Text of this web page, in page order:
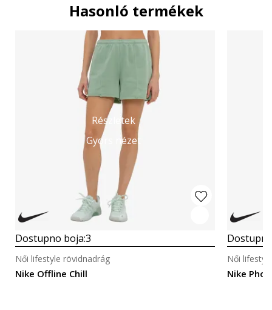
Hasonló termékek
Részletek
Gyors nézet
Dostupno boja:3
Nike Offline Chill
Női lifestyle rövidnadrág
Nike
Női